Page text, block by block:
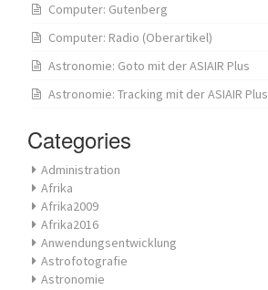
Computer: Gutenberg
Computer: Radio (Oberartikel)
Astronomie: Goto mit der ASIAIR Plus
Astronomie: Tracking mit der ASIAIR Plus
Categories
Administration
Afrika
Afrika2009
Afrika2016
Anwendungsentwicklung
Astrofotografie
Astronomie